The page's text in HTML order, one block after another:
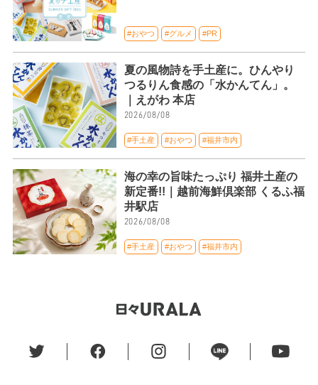
#おやつ #グルメ #PR
夏の風物詩を手土産に。ひんやり
つるりん食感の「水かんてん」。
｜えがわ 本店
2026/08/08
#手土産 #おやつ #福井市内
海の幸の旨味たっぷり 福井土産の
新定番!!｜越前海鮮倶楽部 くるふ福
井駅店
2026/08/08
#手土産 #おやつ #福井市内